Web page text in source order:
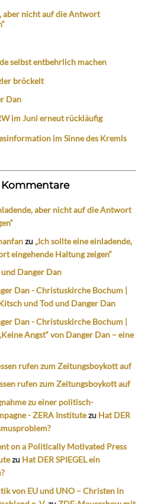
aber nicht auf die Antwort
selbst entbehrlich machen
bröckelt
Dan
im Juni erneut rückläufig
im Sinne des Kremls
aber nicht auf die Antwort
zu „Ich sollte eine einladende,
eingehende Haltung zeigen“
Danger Dan
Dan - Christuskirche Bochum |
und Tod und Danger Dan
Dan - Christuskirche Bochum |
Angst“ von Danger Dan – eine
rufen zum Zeitungsboykott auf
rufen zum Zeitungsboykott auf
zu einer politisch-
- ZERA Institutezu Hat DER
on a Politically Motivated Press
zu Hat DER SPIEGEL ein
von EU und UNO – Christen in